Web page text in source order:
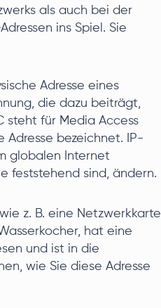
als auch bei der
ins Spiel. Sie
Adresse eines
die dazu beiträgt,
steht für Media Access
bezeichnet. IP-
globalen Internet
feststehend sind, ändern.
z. B. eine Netzwerkkarte
hat eine
und ist in die
wie Sie diese Adresse